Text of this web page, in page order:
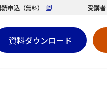
読申込（無料） 受講者
資料ダウンロード